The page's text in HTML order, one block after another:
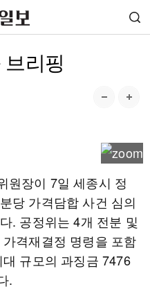
리핑
원장이 7일 세종시 정
당 가격담합 사건 심의
. 공정위는 4개 전분 및
격재결정 명령을 포함
규모의 과징금 7476
.